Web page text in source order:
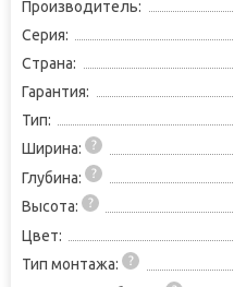
Производитель:
Серия:
Страна:
Гарантия:
Тип:
Ширина:
Глубина:
Высота:
Цвет:
Тип монтажа: